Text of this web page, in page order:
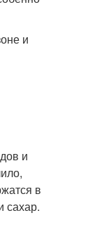
и
и
в
сахар.